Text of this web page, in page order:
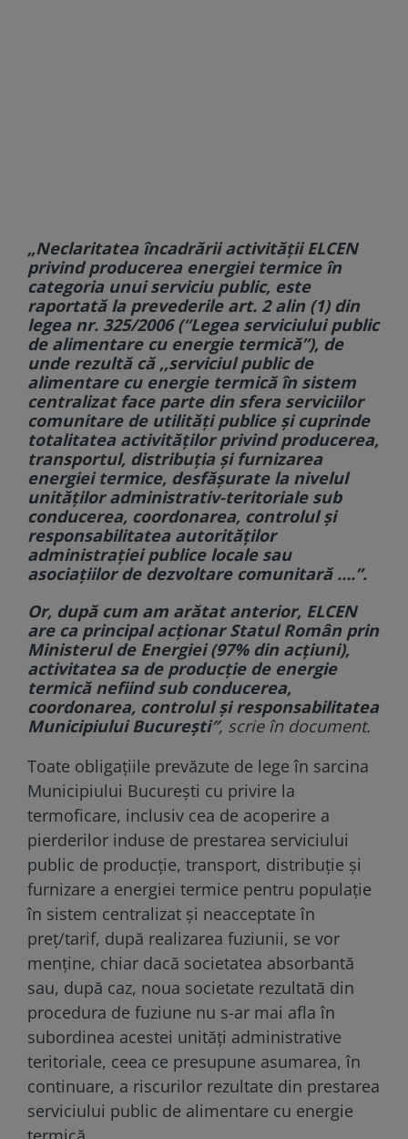
„Neclaritatea încadrării activității ELCEN
privind producerea energiei termice în
categoria unui serviciu public, este
raportată la prevederile art. 2 alin (1) din
legea nr. 325/2006 (“Legea serviciului public
de alimentare cu energie termică”), de
unde rezultă că ,,serviciul public de
alimentare cu energie termică în sistem
centralizat face parte din sfera serviciilor
comunitare de utilități publice și cuprinde
totalitatea activităților privind producerea,
transportul, distribuția și furnizarea
energiei termice, desfășurate la nivelul
unităților administrativ-teritoriale sub
conducerea, coordonarea, controlul și
responsabilitatea autorităților
administrației publice locale sau
asociațiilor de dezvoltare comunitară ….”.
Or, după cum am arătat anterior, ELCEN
are ca principal acționar Statul Român prin
Ministerul de Energiei (97% din acțiuni),
activitatea sa de producție de energie
termică nefiind sub conducerea,
coordonarea, controlul și responsabilitatea
Municipiului București″, scrie în document.
Toate obligațiile prevăzute de lege în sarcina
Municipiului București cu privire la
termoficare, inclusiv cea de acoperire a
pierderilor induse de prestarea serviciului
public de producție, transport, distribuție și
furnizare a energiei termice pentru populație
în sistem centralizat și neacceptate în
preț/tarif, după realizarea fuziunii, se vor
menține, chiar dacă societatea absorbantă
sau, după caz, noua societate rezultată din
procedura de fuziune nu s-ar mai afla în
subordinea acestei unități administrative
teritoriale, ceea ce presupune asumarea, în
continuare, a riscurilor rezultate din prestarea
serviciului public de alimentare cu energie